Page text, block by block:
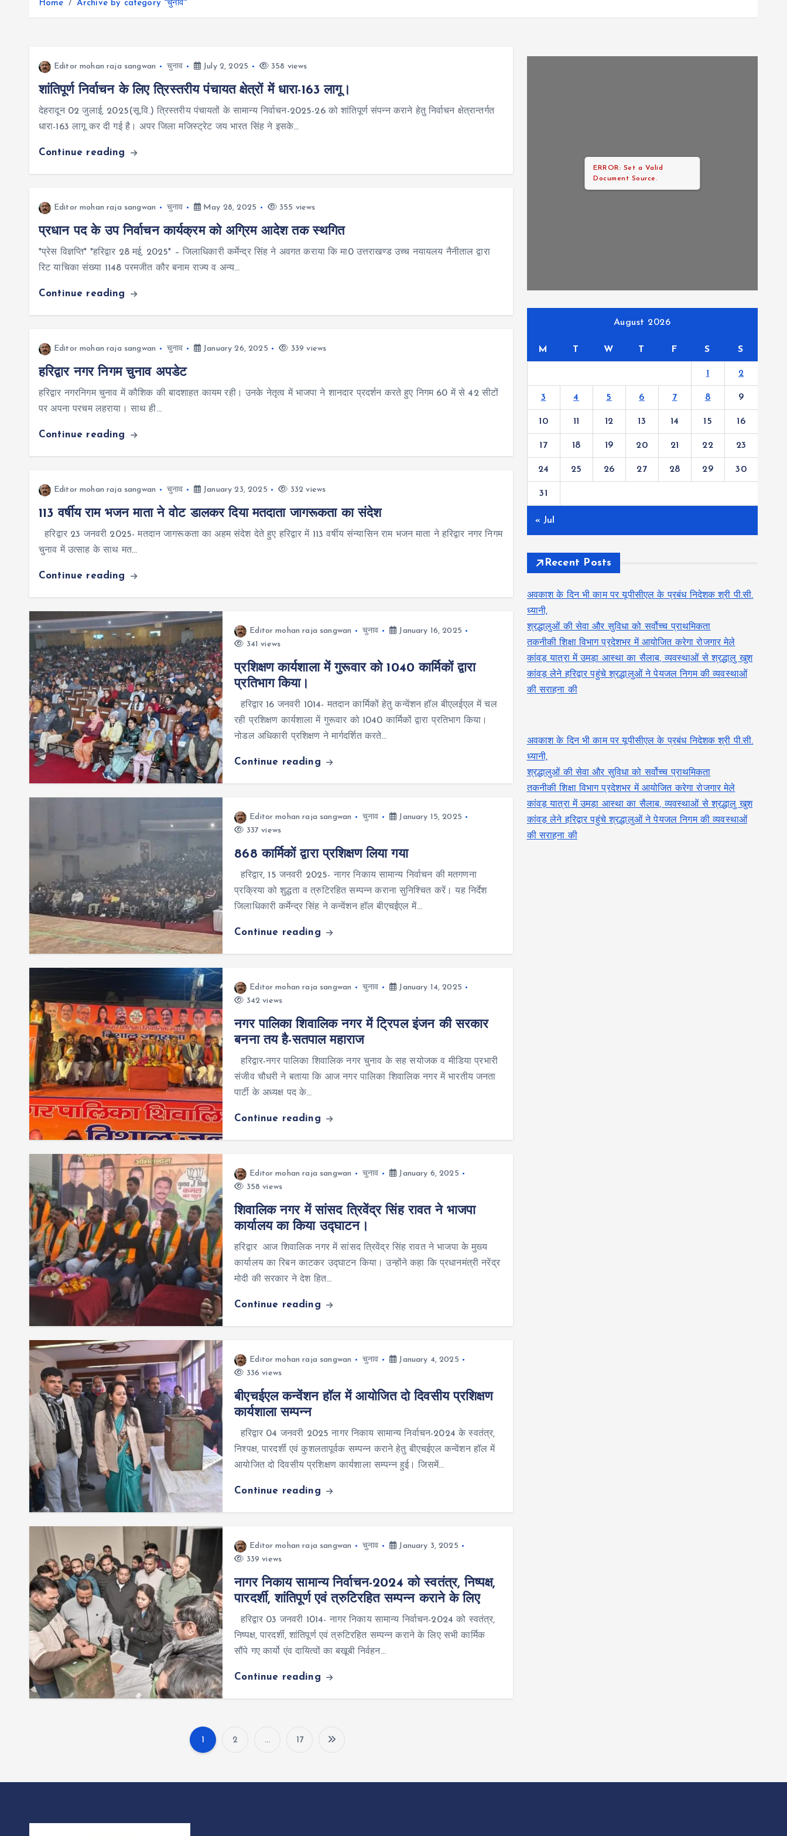
Home Archive by category "चुनाव"
Editor mohan raja sangwan चुनाव July 2, 2025 358 views
शांतिपूर्ण निर्वाचन के लिए त्रिस्तरीय पंचायत क्षेत्रों में धारा-163 लागू।
देहरादून 02 जुलाई, 2025(सू.वि.) त्रिस्तरीय पंचायतों के सामान्य निर्वाचन-2025-26 को शांतिपूर्ण संपन्न कराने हेतु निर्वाचन क्षेत्रान्तर्गत
धारा-163 लागू कर दी गई है। अपर जिला मजिस्ट्रेट जय भारत सिंह ने इसके…
Continue reading
Editor mohan raja sangwan चुनाव May 28, 2025 355 views
प्रधान पद के उप निर्वाचन कार्यक्रम को अग्रिम आदेश तक स्थगित
*प्रेस विज्ञप्ति* *हरिद्वार 28 मई, 2025* – जिलाधिकारी कर्मेन्द्र सिंह ने अवगत कराया कि मा0 उत्तराखण्ड उच्च नयायलय नैनीताल द्वारा
रिट याचिका संख्या 1148 परमजीत कौर बनाम राज्य व अन्य…
Continue reading
Editor mohan raja sangwan चुनाव January 26, 2025 339 views
हरिद्वार नगर निगम चुनाव अपडेट
हरिद्वार नगरनिगम चुनाव में कौशिक की बादशाहत कायम रही। उनके नेतृत्व में भाजपा ने शानदार प्रदर्शन करते हुए निगम 60 में से 42 सीटों
पर अपना परचम लहराया। साथ ही…
Continue reading
Editor mohan raja sangwan चुनाव January 23, 2025 332 views
113 वर्षीय राम भजन माता ने वोट डालकर दिया मतदाता जागरूकता का संदेश
हरिद्वार 23 जनवरी 2025- मतदान जागरूकता का अहम संदेश देते हुए हरिद्वार में 113 वर्षीय संन्यासिन राम भजन माता ने हरिद्वार नगर निगम
चुनाव में उत्साह के साथ मत…
Continue reading
Editor mohan raja sangwan चुनाव
January 16, 2025
341 views
प्रशिक्षण कार्यशाला में गुरूवार को 1040 कार्मिकों द्वारा
प्रतिभाग किया।
हरिद्वार 16 जनवरी 1014- मतदान कार्मिकों हेतु कन्वेंशन हॉल बीएलईएल में चल
रही प्रशिक्षण कार्यशाला में गुरूवार को 1040 कार्मिकों द्वारा प्रतिभाग किया।
नोडल अधिकारी प्रशिक्षण ने मार्गदर्शित करते…
Continue reading
Editor mohan raja sangwan चुनाव
January 15, 2025
337 views
868 कार्मिकों द्वारा प्रशिक्षण लिया गया
हरिद्वार, 15 जनवरी 2025- नागर निकाय सामान्य निर्वाचन की मतगणना
प्रक्रिया को शुद्धता व त्रुटिरहित सम्पन्न कराना सुनिश्चित करें। यह निर्देश
जिलाधिकारी कर्मेन्द्र सिंह ने कन्वेंशन हॉल बीएचईएल में…
Continue reading
Editor mohan raja sangwan चुनाव
January 14, 2025
342 views
नगर पालिका शिवालिक नगर में ट्रिपल इंजन की सरकार
बनना तय है-सतपाल महाराज
हरिद्वार-नगर पालिका शिवालिक नगर चुनाव के सह सयोजक व मीडिया प्रभारी
संजीव चौधरी ने बताया कि आज नगर पालिका शिवालिक नगर में भारतीय जनता
पार्टी के अध्यक्ष पद के…
Continue reading
Editor mohan raja sangwan चुनाव
January 6, 2025
358 views
शिवालिक नगर में सांसद त्रिवेंद्र सिंह रावत ने भाजपा
कार्यालय का किया उद्घाटन।
हरिद्वार आज शिवालिक नगर में सांसद त्रिवेंद्र सिंह रावत ने भाजपा के मुख्य
कार्यालय का रिबन काटकर उद्घाटन किया। उन्होंने कहा कि प्रधानमंत्री नरेंद्र
मोदी की सरकार ने देश हित…
Continue reading
Editor mohan raja sangwan चुनाव
January 4, 2025
336 views
बीएचईएल कन्वेंशन हॉल में आयोजित दो दिवसीय प्रशिक्षण
कार्यशाला सम्पन्न
हरिद्वार 04 जनवरी 2025 नागर निकाय सामान्य निर्वाचन-2024 के स्वतंत्र,
निश्पक्ष, पारदर्शी एवं कुशलतापूर्वक सम्पन्न कराने हेतु बीएचईएल कन्वेंशन हॉल में
आयोजित दो दिवसीय प्रशिक्षण कार्यशाला सम्पन्न हुई। जिसमें…
Continue reading
Editor mohan raja sangwan चुनाव
January 3, 2025
339 views
नागर निकाय सामान्य निर्वाचन-2024 को स्वतंत्र, निष्पक्ष,
पारदर्शी, शांतिपूर्ण एवं त्रुटिरहित सम्पन्न कराने के लिए
हरिद्वार 03 जनवरी 1014- नागर निकाय सामान्य निर्वाचन-2024 को स्वतंत्र,
निष्पक्ष, पारदर्शी, शांतिपूर्ण एवं त्रुटिरहित सम्पन्न कराने के लिए सभी कार्मिक
सौंपे गए कार्यो एंव दायित्वों का बखूबी निर्वहन…
Continue reading
o
1 2 … 17
ERROR: Set a Valid
Document Source.
August 2026
M T W T F S S
1 2
3 4 5 6 7 8 9
10 11 12 13 14 15 16
17 18 19 20 21 22 23
24 25 26 27 28 29 30
31
« Jul
Recent Posts
अवकाश के दिन भी काम पर यूपीसीएल के प्रबंध निदेशक श्री पी.सी.
ध्यानी,
श्रद्धालुओं की सेवा और सुविधा को सर्वोच्च प्राथमिकता
तकनीकी शिक्षा विभाग प्रदेशभर में आयोजित करेगा रोजगार मेले
कांवड़ यात्रा में उमड़ा आस्था का सैलाब, व्यवस्थाओं से श्रद्धालु खुश
कांवड़ लेने हरिद्वार पहुंचे श्रद्धालुओं ने पेयजल निगम की व्यवस्थाओं
की सराहना की
अवकाश के दिन भी काम पर यूपीसीएल के प्रबंध निदेशक श्री पी.सी.
ध्यानी,
श्रद्धालुओं की सेवा और सुविधा को सर्वोच्च प्राथमिकता
तकनीकी शिक्षा विभाग प्रदेशभर में आयोजित करेगा रोजगार मेले
कांवड़ यात्रा में उमड़ा आस्था का सैलाब, व्यवस्थाओं से श्रद्धालु खुश
कांवड़ लेने हरिद्वार पहुंचे श्रद्धालुओं ने पेयजल निगम की व्यवस्थाओं
की सराहना की